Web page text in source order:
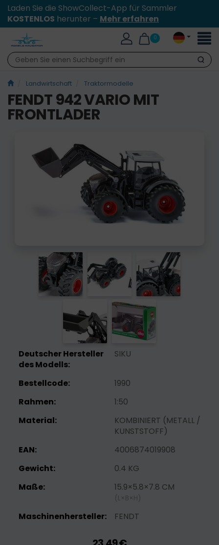
Laden Sie die ShowCollect-App für Sammler
KOSTENLOS herunter – Mehr erfahren
0
Suche
Landwirtschaft Traktormodelle
FENDT 942 VARIO MIT
FRONTLADER
Deutscher Hersteller
des Modells:
SIKU
Bestellcode:
1990
Rahmen:
1:50
Material:
KOMBINIERT (METALL /
KUNSTSTOFF)
EAN:
4006874019908
Gewicht:
0.4 KG
Maße:
15.9×5.8×7.8 CM
(L×B×H)
Maschinenhersteller: FENDT